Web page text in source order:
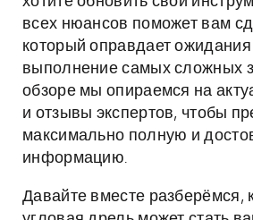
всех нюансов поможет вам
который оправдает ожидания
выполнение самых сложных
обзоре мы опираемся на
и отзывы экспертов, чтобы
максимально полную и
информацию.
Давайте вместе разберёмся,